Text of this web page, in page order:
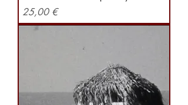
Preis
25,00 €